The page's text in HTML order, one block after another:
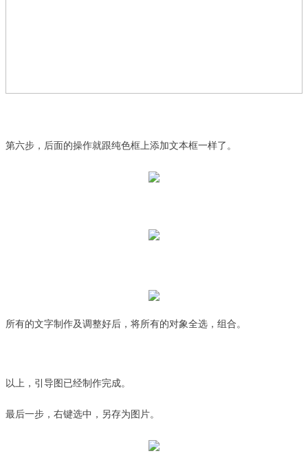
第六步，后面的操作就跟纯色框上添加文本框一样了。
所有的文字制作及调整好后，将所有的对象全选，组合。
以上，引导图已经制作完成。
最后一步，右键选中，另存为图片。